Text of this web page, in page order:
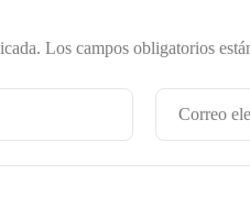
Los campos obligatorios